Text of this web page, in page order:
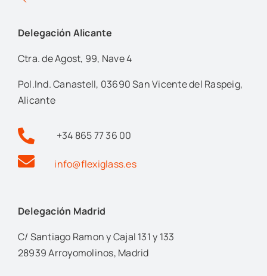
Delegación Alicante
Ctra. de Agost, 99, Nave 4
Pol.Ind. Canastell, 03690 San Vicente del Raspeig,
Alicante
+34 865 77 36 00
info@flexiglass.es
Delegación Madrid
C/ Santiago Ramon y Cajal 131 y 133
28939 Arroyomolinos, Madrid